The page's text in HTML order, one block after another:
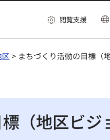
閲覧支援
区> まちづくり活動の目標（
（地区ビジ